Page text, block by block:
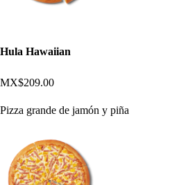
Hula Hawaiian
MX$209.00
Pizza grande de jamón y piña